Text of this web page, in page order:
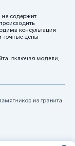
содержит
консультация
точные цены
включая модели,
из гранита